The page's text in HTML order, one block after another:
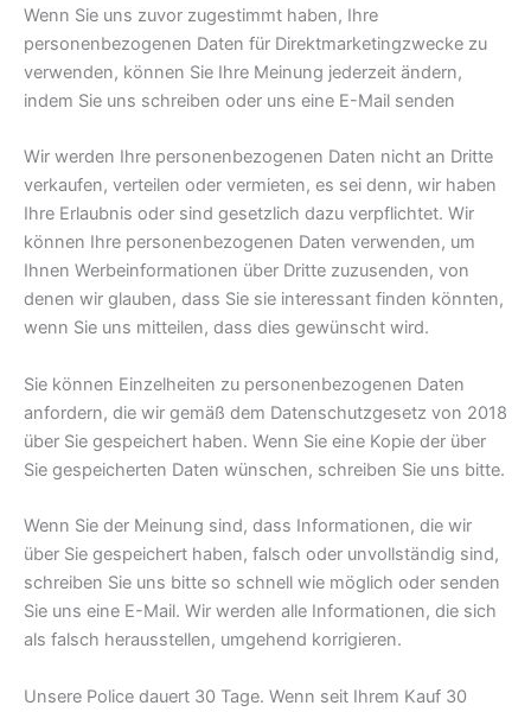
Wenn Sie uns zuvor zugestimmt haben, Ihre
personenbezogenen Daten für Direktmarketingzwecke zu
verwenden, können Sie Ihre Meinung jederzeit ändern,
indem Sie uns schreiben oder uns eine E-Mail senden
Wir werden Ihre personenbezogenen Daten nicht an Dritte
verkaufen, verteilen oder vermieten, es sei denn, wir haben
Ihre Erlaubnis oder sind gesetzlich dazu verpflichtet. Wir
können Ihre personenbezogenen Daten verwenden, um
Ihnen Werbeinformationen über Dritte zuzusenden, von
denen wir glauben, dass Sie sie interessant finden könnten,
wenn Sie uns mitteilen, dass dies gewünscht wird.
Sie können Einzelheiten zu personenbezogenen Daten
anfordern, die wir gemäß dem Datenschutzgesetz von 2018
über Sie gespeichert haben. Wenn Sie eine Kopie der über
Sie gespeicherten Daten wünschen, schreiben Sie uns bitte.
Wenn Sie der Meinung sind, dass Informationen, die wir
über Sie gespeichert haben, falsch oder unvollständig sind,
schreiben Sie uns bitte so schnell wie möglich oder senden
Sie uns eine E-Mail. Wir werden alle Informationen, die sich
als falsch herausstellen, umgehend korrigieren.
Unsere Police dauert 30 Tage. Wenn seit Ihrem Kauf 30